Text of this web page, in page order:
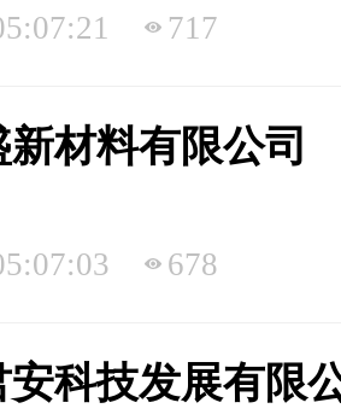
717
材料有限公司
678
科技发展有限